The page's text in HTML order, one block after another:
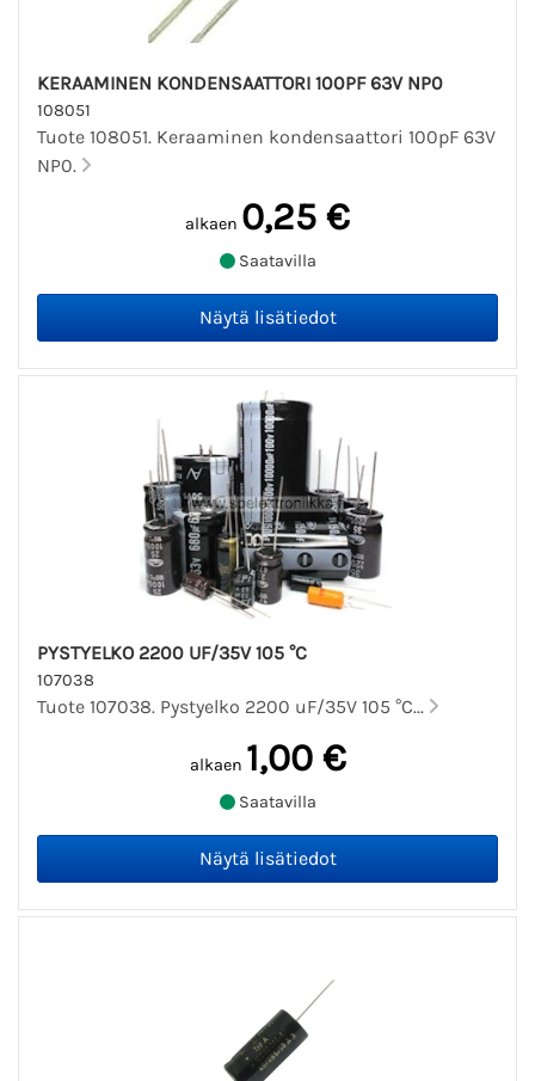
KERAAMINEN KONDENSAATTORI 100PF 63V NP0
108051
Tuote 108051. Keraaminen kondensaattori 100pF 63V
NP0.
alkaen 0,25 €
Saatavilla
PYSTYELKO 2200 UF/35V 105 °C
107038
Tuote 107038. Pystyelko 2200 uF/35V 105 °C...
alkaen 1,00 €
Saatavilla